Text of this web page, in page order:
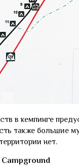
в кемпинге
также большие
нет.